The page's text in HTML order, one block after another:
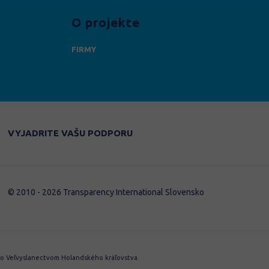
O projekte
FIRMY
VYJADRITE VAŠU PODPORU
© 2010 - 2026 Transparency International Slovensko
Veľvyslanectvom Holandského kráľovstva.